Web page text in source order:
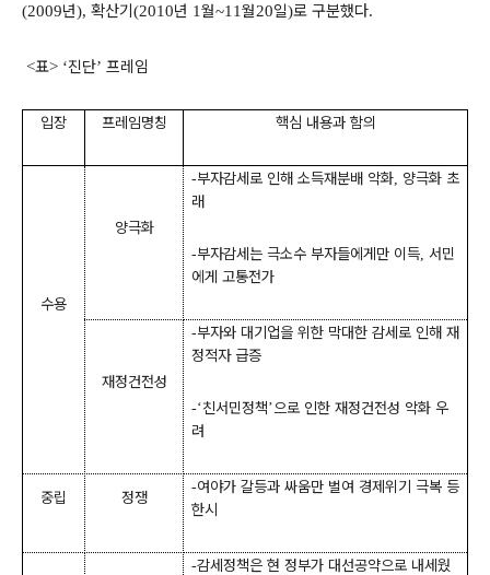
(2009년), 확산기(2010년 1월~11월20일)로 구분했다.
<표> ‘진단’ 프레임
입장 프레임명칭 핵심 내용과 함의
수용
양극화
-부자감세로 인해 소득재분배 악화, 양극화 초
래
-부자감세는 극소수 부자들에게만 이득, 서민
에게 고통전가
재정건전성
-부자와 대기업을 위한 막대한 감세로 인해 재
정적자 급증
-‘친서민정책’ 으로 인한 재정건전성 악화 우
려
중립 정쟁
-여야가 갈등과 싸움만 벌여 경제위기 극복 등
한시
-감세정책은 현 정부가 대선공약으로 내세웠